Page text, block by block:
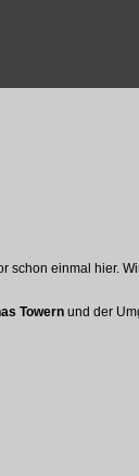
schon einmal hier.
Towern und der